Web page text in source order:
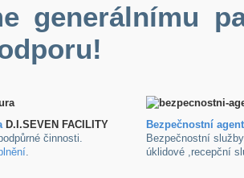
generálnímu
D.I.SEVEN FACILITY
činnosti.
.
Bezpečnostní
Bezpečnostní
úklidové ,recepční